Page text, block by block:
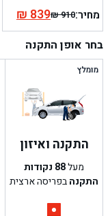
מחיר: ₪910
המחיר
המקורי
היה:
₪839המחיר
הנוכחי
הוא:
בחר אופן התקנה
מומלץ
התקנה ואיזון
מעל88 נקודות
התקנהבפריסה ארצית